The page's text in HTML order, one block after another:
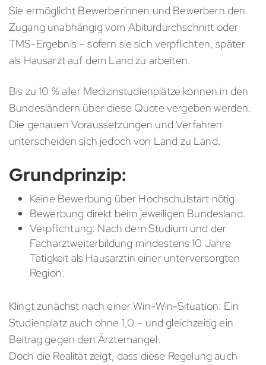
Sie ermöglicht Bewerberinnen und Bewerbern den
Zugang unabhängig vom Abiturdurchschnitt oder
TMS-Ergebnis – sofern sie sich verpflichten, später
als Hausarzt auf dem Land zu arbeiten.
Bis zu 10 % aller Medizinstudienplätze können in den
Bundesländern über diese Quote vergeben werden.
Die genauen Voraussetzungen und Verfahren
unterscheiden sich jedoch von Land zu Land.
Grundprinzip:
Keine Bewerbung über Hochschulstart nötig.
Bewerbung direkt beim jeweiligen Bundesland.
Verpflichtung: Nach dem Studium und der
Facharztweiterbildung mindestens 10 Jahre
Tätigkeit als Hausarztin einer unterversorgten
Region.
Klingt zunächst nach einer Win-Win-Situation: Ein
Studienplatz auch ohne 1,0 – und gleichzeitig ein
Beitrag gegen den Ärztemangel.
Doch die Realität zeigt, dass diese Regelung auch